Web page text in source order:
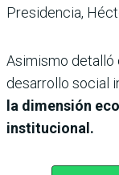
Presidencia,
Asimismo detalló
desarrollo social
la dimensión
institucional.